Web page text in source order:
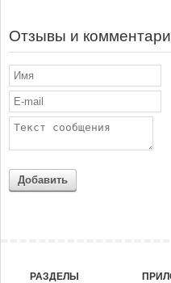
Отзывы и
Добавить
РАЗДЕЛЫ